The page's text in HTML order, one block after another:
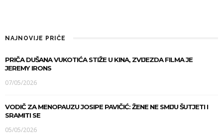
NAJNOVIJE PRIČE
PRIČA DUŠANA VUKOTIĆA STIŽE U KINA, ZVIJEZDA FILMA JE
JEREMY IRONS
07/05/2026
VODIČ ZA MENOPAUZU JOSIPE PAVIČIĆ: ŽENE NE SMIJU ŠUTJETI I
SRAMITI SE
05/05/2026